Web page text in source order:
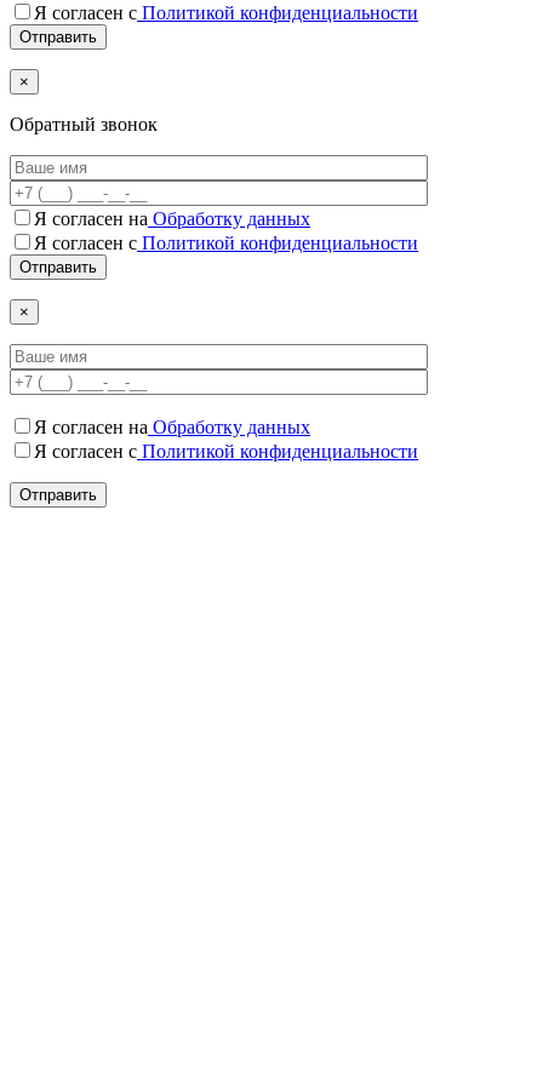
Я согласен с Политикой конфиденциальности
×
Обратный звонок
Я согласен на Обработку данных
Я согласен c Политикой конфиденциальности
×
Я согласен на Обработку данных
Я согласен c Политикой конфиденциальности